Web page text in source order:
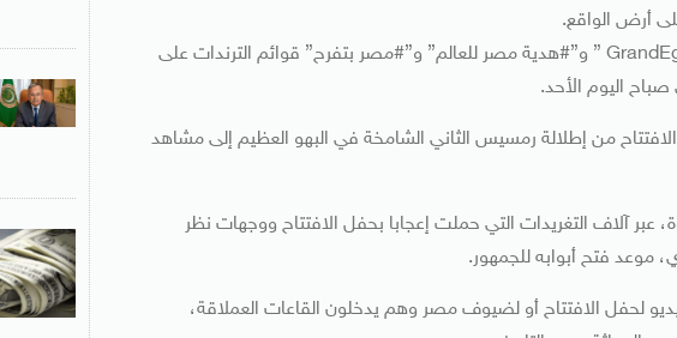
أرض الواقع.
هاشتاجات “#المتحف المصري الكبير”، و”#GrandEgyptianMuseum ” و”#هدية مصر للعالم” و”#مصر بتفرح” قوائم الترندات على
اليوم الأحد.
من إطلالة رمسيس الثاني الشامخة في البهو العظيم إلى مشاهد
آلاف التغريدات التي حملت إعجابا بحفل الافتتاح ووجهات نظر
لحفل الافتتاح أو لضيوف مصر وهم يدخلون القاعات العملاقة،